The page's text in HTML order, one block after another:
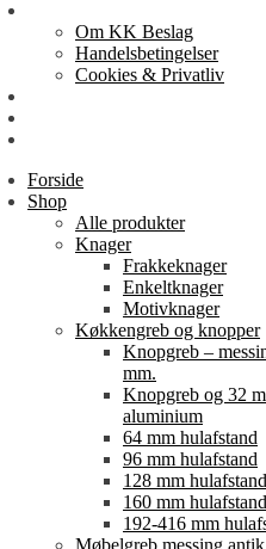
Om KK Beslag
Handelsbetingelser
Cookies & Privatliv
Forside
Shop
Alle produkter
Knager
Frakkeknager
Enkeltknager
Motivknager
Køkkengreb og knopper
Knopgreb –
mm.
Knopgreb og 32
aluminium
64 mm hulafstand
96 mm hulafstand
128 mm hulafstand
160 mm hulafstand
192-416 mm
Møbelgreb messing antik